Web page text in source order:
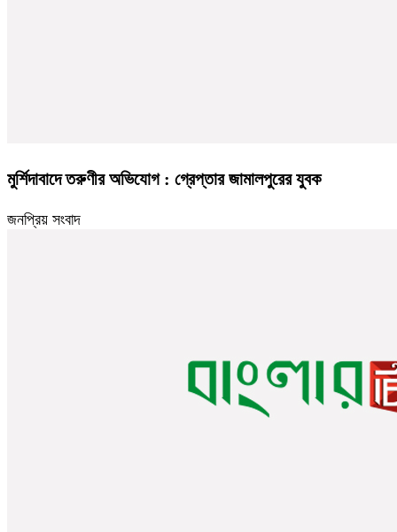
মুর্শিদাবাদে তরুণীর অভিযোগ : গ্রেপ্তার জামালপুরের যুবক
জনপ্রিয় সংবাদ